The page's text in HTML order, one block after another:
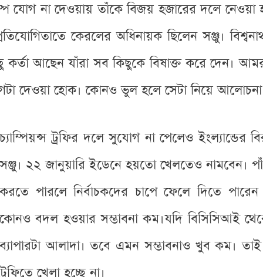
যোগ না দেওয়ায় তাঁকে বিজয় হজারের দলে
কেরলের অধিনায়ক ছিলেন সঞ্জু।
আছেন যাঁরা সব কিছুকে বিষাক্ত করে দেন।
দেওয়া হোক। কোনও ভুল হলে সেটা নিয়ে
চ্যাম্পিয়ন্স ট্রফির দলে সুযোগ না পেলেও ইংল্যান্ডের
সঞ্জু। ২২ জানুয়ারি ইডেনে হয়তো খেলতেও নামবেন।
করতে পারলে নির্বাচকদের চাপে ফেলে দিতে
কোনও বদল হওয়ার সম্ভাবনা কম।যদি বিসিসিআই
ব্যাপারটা আলাদা। তবে এমন সম্ভাবনাও খুব কম।
ট্রফিতে খেলা হচ্ছে না।